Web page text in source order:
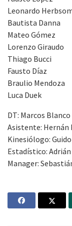
Leonardo
Bautista Danna
Mateo Gómez
Lorenzo Giraudo
Thiago Bucci
Fausto Díaz
Braulio Mendoza
Luca Duek
DT: Marcos Blanco
Asistente: Hernán
Kinesiólogo:
Estadístico:
Manager: